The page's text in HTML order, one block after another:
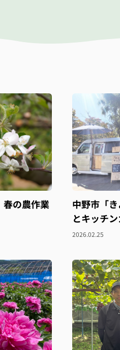
春の農作業
中野市「
とキッチ
2026.02.25